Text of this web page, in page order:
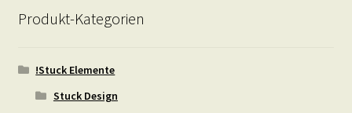
Produkt-Kategorien
!Stuck Elemente
Stuck Design